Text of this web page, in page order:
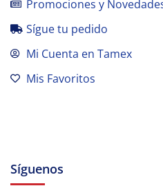
Promociones y
Sígue tu pedido
Mi Cuenta en Tamex
Mis Favoritos
Síguenos